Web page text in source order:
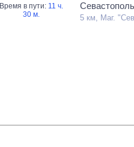
Время в пути:11 ч.
30 м.
Севастополь
5 км, Маг.